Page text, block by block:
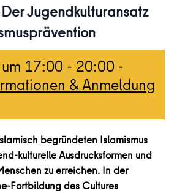
Jugendkulturansatz
17:00 - 20:00 -
& Anmeldung
begründeten Islamismus
kulturelle Ausdrucksformen und
zu erreichen. In der
Fortbildung des Cultures